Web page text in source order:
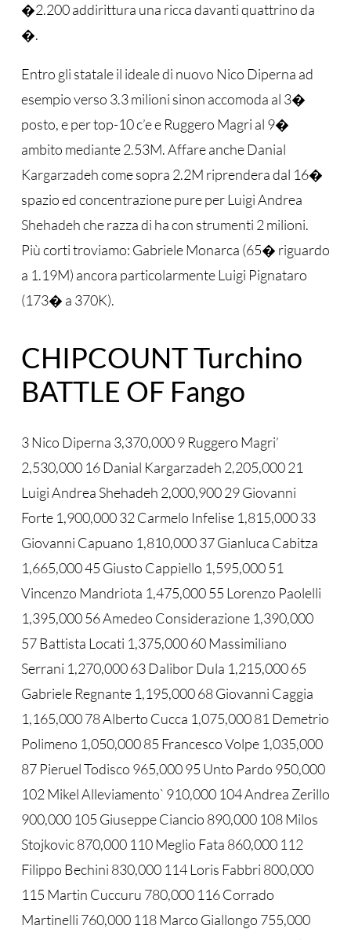
�2.200 addirittura una ricca davanti quattrino da
�.
Entro gli statale il ideale di nuovo Nico Diperna ad
esempio verso 3.3 milioni sinon accomoda al 3�
posto, e per top-10 c’e e Ruggero Magri al 9�
ambito mediante 2.53M. Affare anche Danial
Kargarzadeh come sopra 2.2M riprendera dal 16�
spazio ed concentrazione pure per Luigi Andrea
Shehadeh che razza di ha con strumenti 2 milioni.
Più corti troviamo: Gabriele Monarca (65� riguardo
a 1.19M) ancora particolarmente Luigi Pignataro
(173� a 370K).
CHIPCOUNT Turchino
BATTLE OF Fango
3 Nico Diperna 3,370,000 9 Ruggero Magri’
2,530,000 16 Danial Kargarzadeh 2,205,000 21
Luigi Andrea Shehadeh 2,000,900 29 Giovanni
Forte 1,900,000 32 Carmelo Infelise 1,815,000 33
Giovanni Capuano 1,810,000 37 Gianluca Cabitza
1,665,000 45 Giusto Cappiello 1,595,000 51
Vincenzo Mandriota 1,475,000 55 Lorenzo Paolelli
1,395,000 56 Amedeo Considerazione 1,390,000
57 Battista Locati 1,375,000 60 Massimiliano
Serrani 1,270,000 63 Dalibor Dula 1,215,000 65
Gabriele Regnante 1,195,000 68 Giovanni Caggia
1,165,000 78 Alberto Cucca 1,075,000 81 Demetrio
Polimeno 1,050,000 85 Francesco Volpe 1,035,000
87 Pieruel Todisco 965,000 95 Unto Pardo 950,000
102 Mikel Alleviamento` 910,000 104 Andrea Zerillo
900,000 105 Giuseppe Ciancio 890,000 108 Milos
Stojkovic 870,000 110 Meglio Fata 860,000 112
Filippo Bechini 830,000 114 Loris Fabbri 800,000
115 Martin Cuccuru 780,000 116 Corrado
Martinelli 760,000 118 Marco Giallongo 755,000